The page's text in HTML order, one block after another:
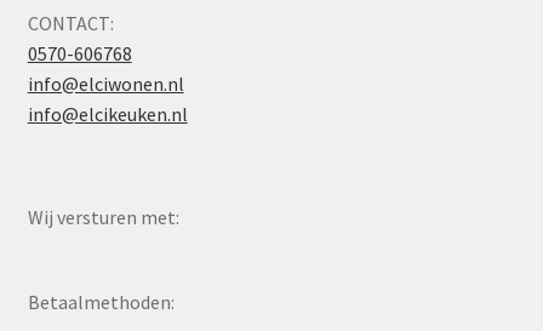
CONTACT:
0570-606768
info@elciwonen.nl
info@elcikeuken.nl
Wij versturen met:
Betaalmethoden: